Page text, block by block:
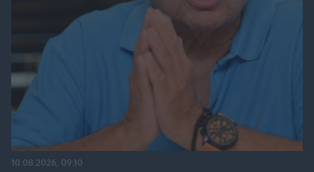
10.08.2026, 09:10